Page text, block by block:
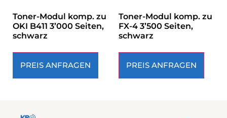
Toner-Modul komp. zu
OKI B411 3’000 Seiten,
schwarz
PREIS ANFRAGEN
Toner-Modul komp. zu
FX-4 3’500 Seiten,
schwarz
PREIS ANFRAGEN